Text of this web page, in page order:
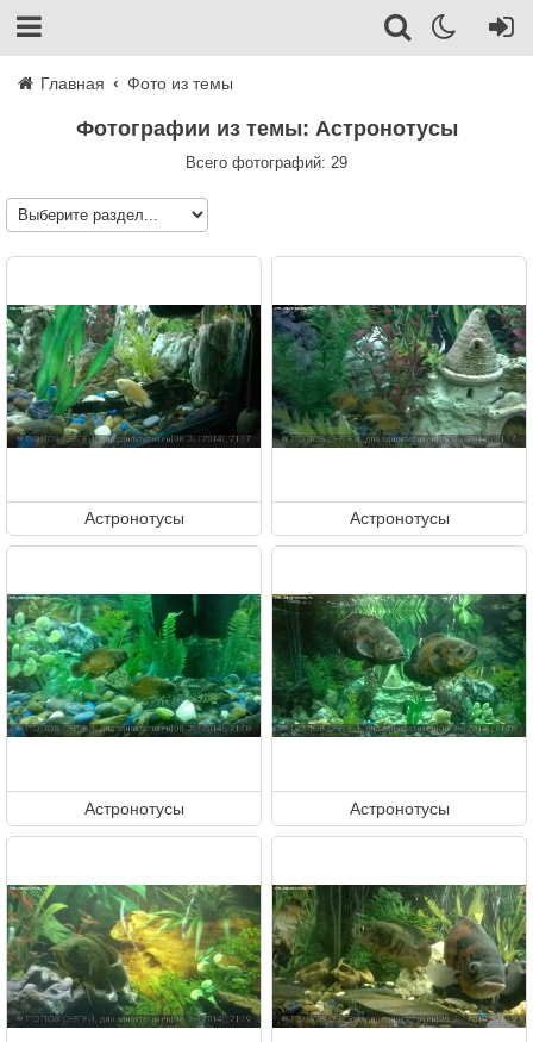
Главная Фото из темы
Фотографии из темы: Астронотусы
Всего фотографий: 29
Астронотусы Астронотусы
Астронотусы Астронотусы